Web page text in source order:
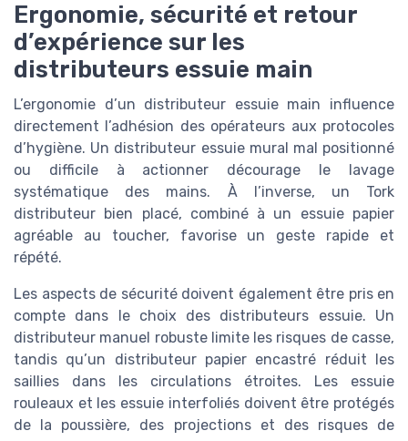
Ergonomie, sécurité et retour
d’expérience sur les
distributeurs essuie main
L’ergonomie d’un distributeur essuie main influence
directement l’adhésion des opérateurs aux protocoles
d’hygiène. Un distributeur essuie mural mal positionné
ou difficile à actionner décourage le lavage
systématique des mains. À l’inverse, un Tork
distributeur bien placé, combiné à un essuie papier
agréable au toucher, favorise un geste rapide et
répété.
Les aspects de sécurité doivent également être pris en
compte dans le choix des distributeurs essuie. Un
distributeur manuel robuste limite les risques de casse,
tandis qu’un distributeur papier encastré réduit les
saillies dans les circulations étroites. Les essuie
rouleaux et les essuie interfoliés doivent être protégés
de la poussière, des projections et des risques de